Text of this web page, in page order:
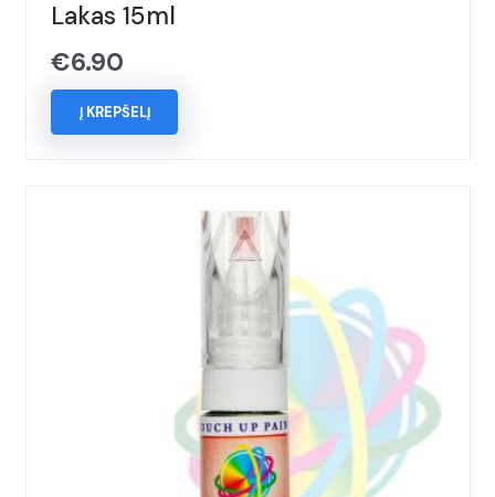
Lakas 15ml
€6.90
Į KREPŠELĮ